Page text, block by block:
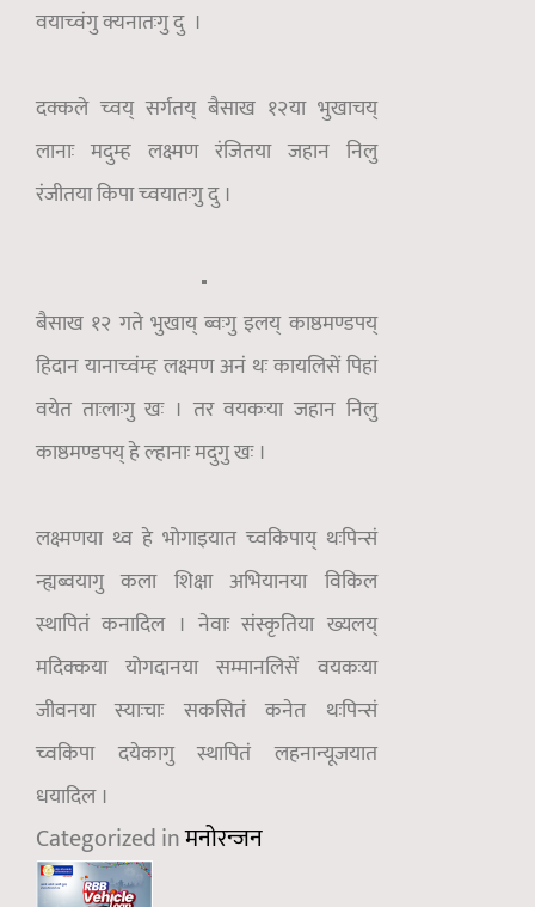
वयाच्वंगु क्यनातःगु दु ।
दक्कले च्वय् सर्गतय् बैसाख १२या भुखाचय्
लानाः मदुम्ह लक्ष्मण रंजितया जहान निलु
रंजीतया किपा च्वयातःगु दु ।
बैसाख १२ गते भुखाय् ब्वःगु इलय् काष्ठमण्डपय्
हिदान यानाच्वंम्ह लक्ष्मण अनं थः कायलिसें पिहां
वयेत ताःलाःगु खः । तर वयकःया जहान निलु
काष्ठमण्डपय् हे ल्हानाः मदुगु खः ।
लक्ष्मणया थ्व हे भोगाइयात च्वकिपाय् थःपिन्सं
न्ह्यब्वयागु कला शिक्षा अभियानया विकिल
स्थापितं कनादिल । नेवाः संस्कृतिया ख्यलय्
मदिक्कया योगदानया सम्मानलिसें वयकःया
जीवनया स्याःचाः सकसितं कनेत थःपिन्सं
च्वकिपा दयेकागु स्थापितं लहनान्यूजयात
धयादिल ।
Categorized inमनोरन्जन